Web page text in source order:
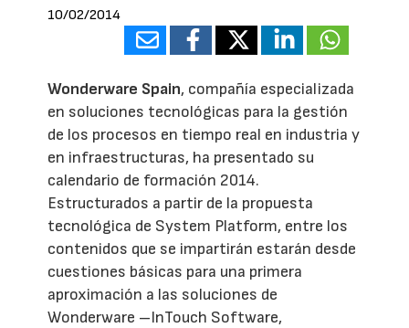
10/02/2014
Wonderware Spain, compañía especializada
en soluciones tecnológicas para la gestión
de los procesos en tiempo real en industria y
en infraestructuras, ha presentado su
calendario de formación 2014.
Estructurados a partir de la propuesta
tecnológica de System Platform, entre los
contenidos que se impartirán estarán desde
cuestiones básicas para una primera
aproximación a las soluciones de
Wonderware –InTouch Software,